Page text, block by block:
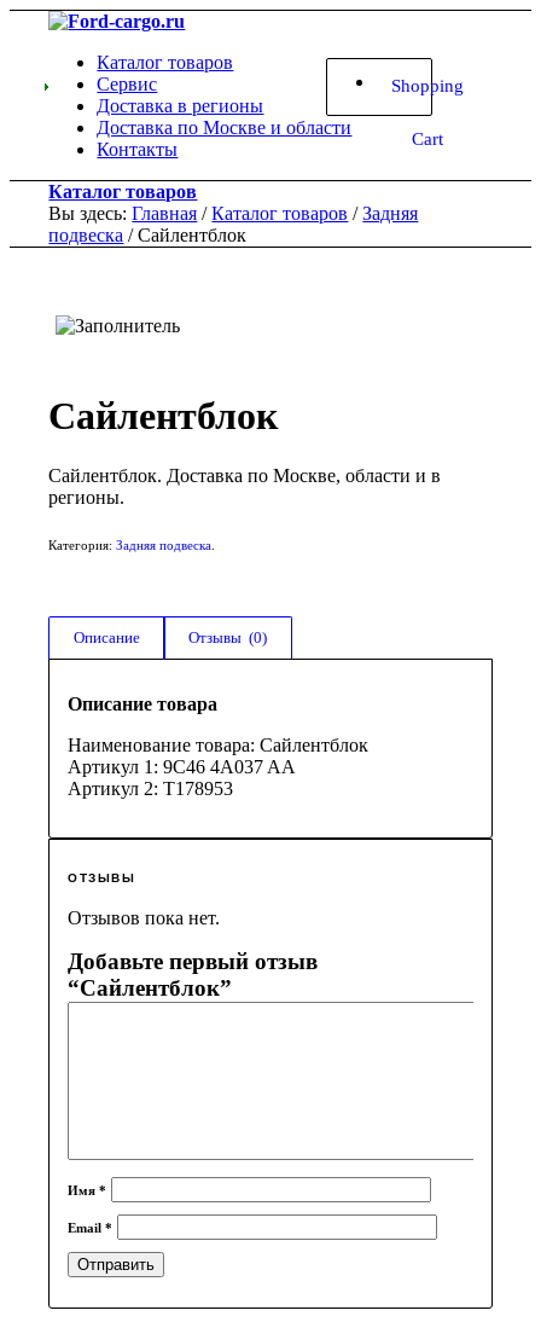
Shopping
Cart
Каталог товаров
Сервис
Доставка в регионы
Доставка по Москве и области
Контакты
Каталог товаров
Вы здесь: Главная / Каталог товаров / Задняя
подвеска / Сайлентблок
Сайлентблок
Сайлентблок. Доставка по Москве, области и в
регионы.
Категория:Задняя подвеска
Описание Отзывы  (0)
Описание товара
Наименование товара: Сайлентблок
Артикул 1: 9C46 4A037 AA
Артикул 2: T178953
ОТЗЫВЫ
Отзывов пока нет.
Добавьте первый отзыв
“Сайлентблок”
Имя*
Email*